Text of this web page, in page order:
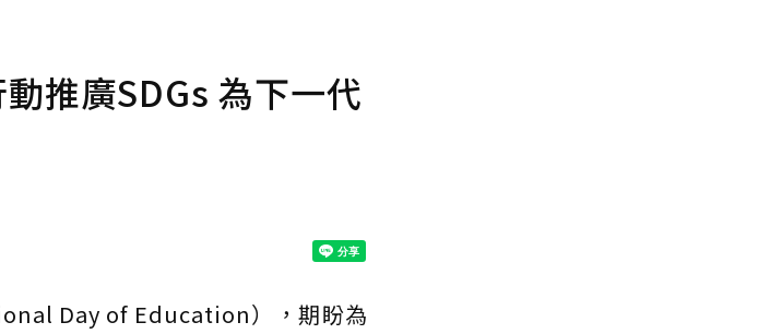
推廣SDGs 為下一代
Day of Education），期盼為